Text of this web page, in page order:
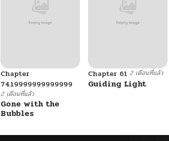
Chapter
74.19999999999999
2 เดือนที่แล้ว
Gone with the
Bubbles
Chapter 61 2 เดือนที่แล้ว
Guiding Light